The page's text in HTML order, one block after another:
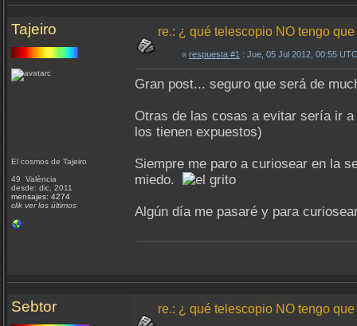
Tajeiro
El cosmos de Tajeiro
49 València
desde: dic, 2011
mensajes: 4274
clik ver los últimos
re.: ¿ qué telescopio NO tengo
« respuesta #1 : Jue, 05 Jul 2012, 00:55
Gran post... seguro que será de
Otras de las cosas a evitar sería ir
los tienen expuestos)
Siempre me paro a curiosear en la
miedo.
Algún día me pasaré y para
Sebtor re.: ¿ qué telescopio NO tengo